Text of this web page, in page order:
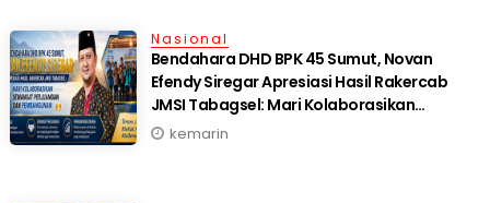
Nasional
Bendahara DHD BPK 45 Sumut, Novan
Efendy Siregar Apresiasi Hasil Rakercab
JMSI Tabagsel: Mari Kolaborasikan
Semangat Perjuangan dan Pembangunan
kemarin